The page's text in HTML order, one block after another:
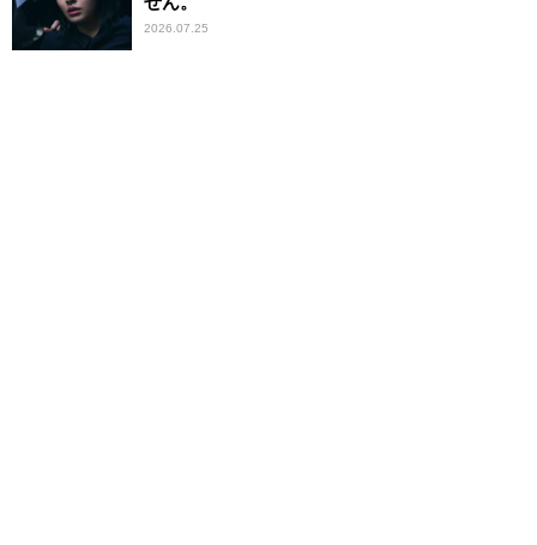
2026.07.25